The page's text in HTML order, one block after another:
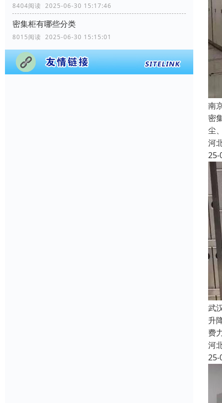
8404阅读 2025-06-30 15:17:46
密集柜有哪些分类
8015阅读 2025-06-30 15:15:01
南
密
尘
河
25-
武
升
费
河
25-